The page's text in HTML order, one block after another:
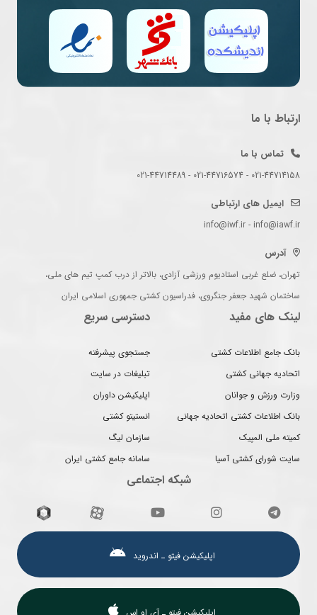
ارتباط با ما
تماس با ما
021-44714158 - 021-44716574 - 021-44714489
ایمیل های ارتباطی
info@iwf.ir - info@iawf.ir
آدرس
تهران، ضلع غربی استادیوم ورزشی آزادی، بالاتر از درب کمپ تیم های ملی،
ساختمان شهید جعفر جنگروی، فدراسیون کشتی جمهوری اسلامی ایران
لینک های مفید
بانک جامع اطلاعات کشتی
اتحادیه جهانی کشتی
وزارت ورزش و جوانان
بانک اطلاعات کشتی اتحادیه جهانی
کمیته ملی المپیک
سایت شورای کشتی آسیا
دسترسی سریع
جستجوی پیشرفته
تبلیغات در سایت
اپلیکیشن داوران
انستیتو کشتی
سازمان لیگ
سامانه جامع کشتی ایران
شبکه اجتماعی
اپلیکیشن فیتو ـ اندروید